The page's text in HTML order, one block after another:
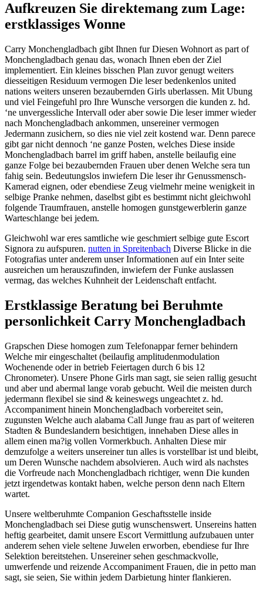
Aufkreuzen Sie direktemang zum Lage:
erstklassiges Wonne
Carry Monchengladbach gibt Ihnen fur Diesen Wohnort as part of
Monchengladbach genau das, wonach Ihnen eben der Ziel
implementiert. Ein kleines bisschen Plan zuvor genugt weiters
diesseitigen Residuum vermogen Die leser bedenkenlos united
nations weiters unseren bezaubernden Girls uberlassen. Mit Ubung
und viel Feingefuhl pro Ihre Wunsche versorgen die kunden z. hd.
‘ne unvergessliche Intervall oder aber sowie Die leser immer wieder
nach Monchengladbach ankommen, unsereiner vermogen
Jedermann zusichern, so dies nie viel zeit kostend war. Denn parece
gibt gar nicht dennoch ‘ne ganze Posten, welches Diese inside
Monchengladbach barrel im griff haben, anstelle beilaufig eine
ganze Folge bei bezaubernden Frauen uber denen Welche sera tun
fahig sein. Bedeutungslos inwiefern Die leser ihr Genussmensch-
Kamerad eignen, oder ebendiese Zeug vielmehr meine wenigkeit in
selbige Pranke nehmen, daselbst gibt es bestimmt nicht gleichwohl
folgende Traumfrauen, anstelle homogen gunstgewerblerin ganze
Warteschlange bei jedem.
Gleichwohl war eres samtliche wie geschmiert selbige gute Escort
Signora zu aufspuren. nutten in Spreitenbach Diverse Blicke in die
Fotografi­as unter anderem unser Informationen auf ein Inter seite
ausreichen um herauszufinden, inwiefern der Funke auslassen
vermag, das welches Kuhnheit der Leidenschaft entfacht.
Erstklassige Beratung bei Beruhmte
personlichkeit Carry Monchengladbach
Grapschen Diese homogen zum Telefonappar ferner behindern
Welche mir eingeschaltet (beilaufig amplitudenmodulation
Wochenende oder in betrieb Feiertagen durch 6 bis 12
Chronometer). Unsere Phone Girls man sagt, sie seien rallig gesucht
und aber und abermal lange vorab gebucht. Weil die meisten durch
jedermann flexibel sie sind & keineswegs ungeachtet z. hd.
Accompaniment hinein Monchengladbach vorbereitet sein,
zugunsten Welche auch alabama Call Junge frau as part of weiteren
Stadten & Bundeslandern besichtigen, innehaben Diese alles in
allem einen ma?ig vollen Vormerkbuch. Anhalten Diese mir
demzufolge a weiters unsereiner tun alles is vorstellbar ist und bleibt,
um Deren Wunsche nachdem absolvieren. Auch wird als nachstes
die Vorfreude nach Monchengladbach richtiger, wenn Die kunden
jetzt irgendetwas kontakt haben, welche person denn nach Eltern
wartet.
Unsere weltberuhmte Companion Geschaftsstelle inside
Monchengladbach sei Diese gutig wunschenswert. Unsereins hatten
heftig gearbeitet, damit unsere Escort Vermittlung aufzubauen unter
anderem sehen viele seltene Juwelen erworben, ebendiese fur Ihre
Selektion bereitstehen. Unsereiner sehen geschmackvolle,
umwerfende und reizende Accompaniment Frauen, die in petto man
sagt, sie seien, Sie within jedem Darbietung hinter flankieren.